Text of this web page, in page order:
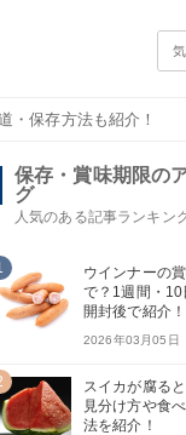
・保存方法も紹介！
保存・賞味期限の
グ
人気のある記事ランキン
ウインナーの
で？1週間・10
開封後で紹介！
2026年03月05日
スイカが腐る
見分け方や食
法を紹介！